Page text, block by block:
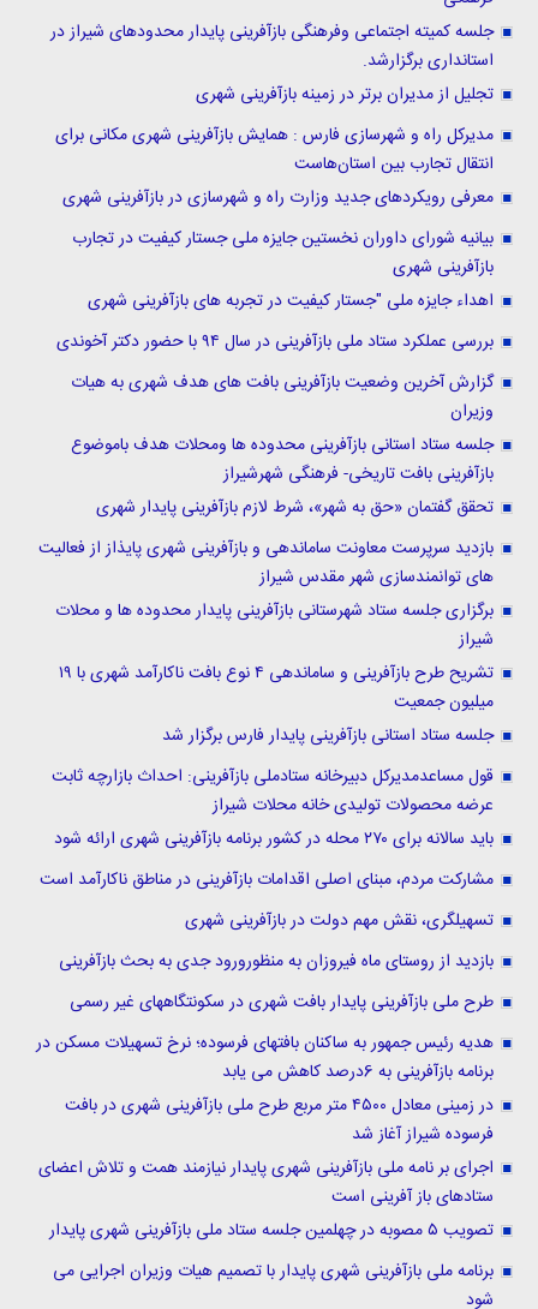
جلسه کمیته اجتماعی وفرهنگی بازآفرینی پایدار محدودهای شیراز در
استانداری برگزارشد.
تجلیل از مدیران برتر در زمینه بازآفرینی شهری
مدیرکل راه و شهرسازی فارس : همایش بازآفرینی شهری مکانی برای
انتقال تجارب بین استان‌هاست
معرفی رویکردهای جدید وزارت راه و شهرسازی در بازآفرینی شهری
بیانیه شورای داوران نخستین جایزه ملی جستار کیفیت در تجارب
بازآفرینی شهری
اهداء جایزه ملی "جستار کیفیت در تجربه های بازآفرینی شهری
بررسی عملکرد ستاد ملی بازآفرینی در سال ۹۴ با حضور دکتر آخوندی
گزارش آخرین وضعیت بازآفرینی بافت های هدف شهری به هیات
وزیران
جلسه ستاد استانی بازآفرینی محدوده ها ومحلات هدف باموضوع
بازآفرینی بافت تاریخی- فرهنگی شهرشیراز
تحقق گفتمان «حق به شهر»، شرط لازم بازآفرینی پایدار شهری
بازدید سرپرست معاونت ساماندهی و بازآفرینی شهری پایذاز از فعالیت
های توانمندسازی شهر مقدس شیراز
برگزاری جلسه ستاد شهرستانی بازآفرینی پایدار محدوده ها و محلات
شیراز
تشریح طرح بازآفرینی و ساماندهی ۴ نوع بافت ناکارآمد شهری با ۱۹
میلیون جمعیت
جلسه ستاد استانی بازآفرینی پایدار فارس برگزار شد
قول مساعدمدیرکل دبیرخانه ستادملی بازآفرینی: احداث بازارچه ثابت
عرضه محصولات تولیدی خانه محلات شیراز
باید سالانه برای ۲۷۰ محله در کشور برنامه بازآفرینی شهری ارائه شود
مشارکت مردم، مبنای اصلی اقدامات بازآفرینی در مناطق ناکارآمد است
تسهیلگری، نقش مهم دولت در بازآفرینی شهری
بازدید از روستای ماه فیروزان به منظورورود جدی به بحث بازآفرینی
طرح ملی بازآفرینی پایدار بافت شهری در سکونتگاههای غیر رسمی
هدیه رئیس جمهور به ساکنان بافتهای فرسوده؛ نرخ تسهیلات مسکن در
برنامه بازآفرینی به 6درصد کاهش می یابد
در زمینی معادل ۴۵۰۰ متر مربع طرح ملی بازآفرینی شهری در بافت
فرسوده شیراز آغاز شد
اجرای بر نامه ملی بازآفرینی شهری پایدار نیازمند همت و تلاش اعضای
ستادهای باز آفرینی است
تصویب ۵ مصوبه در چهلمین جلسه ستاد ملی بازآفرینی شهری پایدار
برنامه ملی بازآفرینی شهری پایدار با تصمیم هیات وزیران اجرایی می
شود